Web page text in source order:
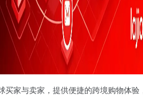
家与卖家，提供便捷的跨境购物体验